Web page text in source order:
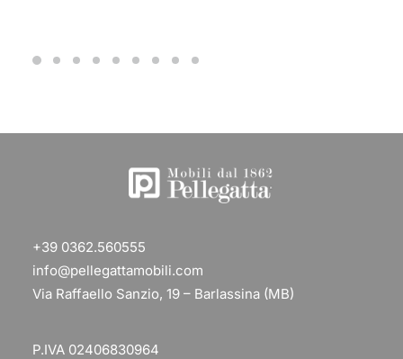
+39 0362.560555
info@pellegattamobili.com
Via Raffaello Sanzio, 19 – Barlassina (MB)
P.IVA 02406830964